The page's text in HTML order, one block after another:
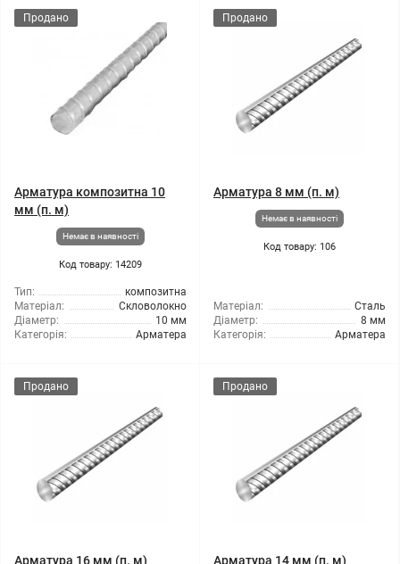
Продано
Арматура композитна 10
мм (п. м)
Немає в наявності
Код товару: 14209
Тип:
композитна
Матеріал:
Скловолокно
Діаметр:
10 мм
Категорія:
Арматера
Продано
Арматура 8 мм (п. м)
Немає в наявності
Код товару: 106
Матеріал:
Сталь
Діаметр:
8 мм
Категорія:
Арматера
Продано
Арматура 16 мм (п. м)
Продано
Арматура 14 мм (п. м)